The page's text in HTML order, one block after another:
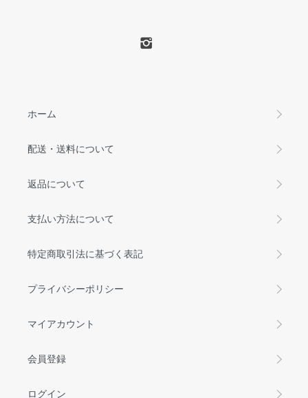
ホーム
配送・送料について
返品について
支払い方法について
特定商取引法に基づく表記
プライバシーポリシー
マイアカウント
会員登録
ログイン